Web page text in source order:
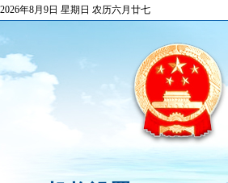
2026年8月9日 星期日 农历六月廿七